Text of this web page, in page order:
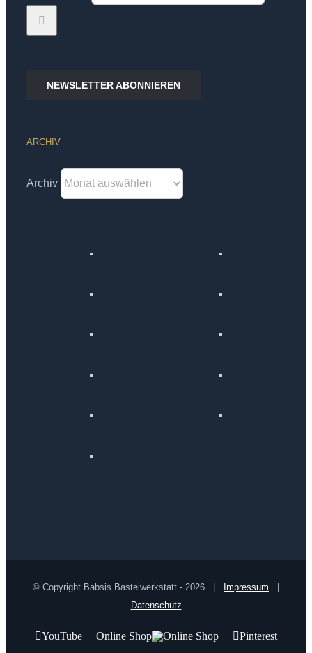
NEWSLETTER ABONNIEREN
ARCHIV
Archiv
© Copyright Babsis Bastelwerkstatt - 2026 | Impressum
Datenschutz
YouTube Online Shop Pinterest